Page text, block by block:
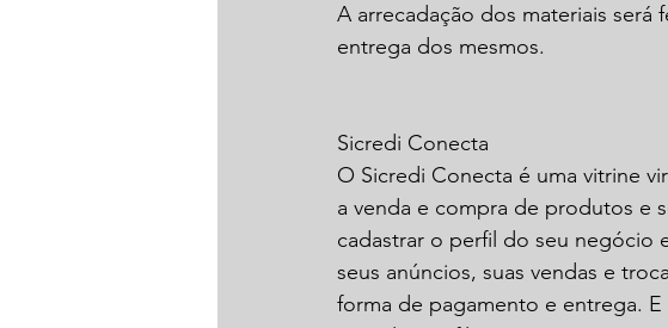
A arrecadação dos materiais será
entrega dos mesmos.
Sicredi Conecta
O Sicredi Conecta é uma vitrine
a venda e compra de produtos e
cadastrar o perfil do seu negócio
seus anúncios, suas vendas e
forma de pagamento e entrega. E